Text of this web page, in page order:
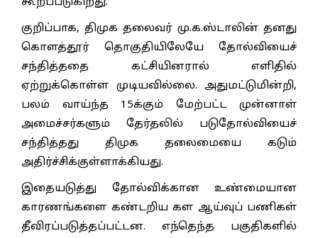
குறிப்பாக, திமுக தலைவர் மு.க.ஸ்டாலின் தனது
கொளத்தூர் தொகுதியிலேயே தோல்வியைச்
சந்தித்ததை கட்சியினரால் எளிதில்
ஏற்றுக்கொள்ள முடியவில்லை. அதுமட்டுமின்றி,
பலம் வாய்ந்த 15க்கும் மேற்பட்ட முன்னாள்
அமைச்சர்களும் தேர்தலில் படுதோல்வியைச்
சந்தித்தது திமுக தலைமையை கடும்
அதிர்ச்சிக்குள்ளாக்கியது.
இதையடுத்து தோல்விக்கான உண்மையான
காரணங்களை கண்டறிய கள ஆய்வுப் பணிகள்
தீவிரப்படுத்தப்பட்டன. எந்தெந்த பகுதிகளில்